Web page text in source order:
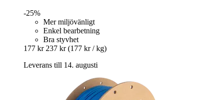
-25%
Mer miljövänligt
Enkel bearbetning
Bra styvhet
177 kr 237 kr (177 kr / kg)
Leverans till 14. augusti